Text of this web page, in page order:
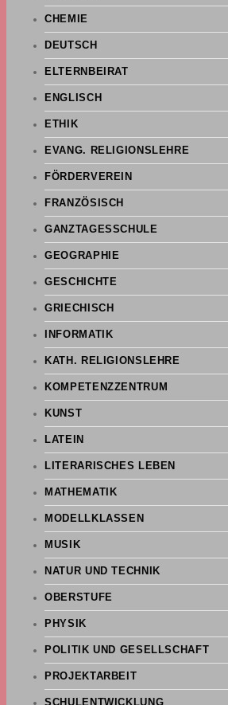
CHEMIE
DEUTSCH
ELTERNBEIRAT
ENGLISCH
ETHIK
EVANG. RELIGIONSLEHRE
FÖRDERVEREIN
FRANZÖSISCH
GANZTAGESSCHULE
GEOGRAPHIE
GESCHICHTE
GRIECHISCH
INFORMATIK
KATH. RELIGIONSLEHRE
KOMPETENZZENTRUM
KUNST
LATEIN
LITERARISCHES LEBEN
MATHEMATIK
MODELLKLASSEN
MUSIK
NATUR UND TECHNIK
OBERSTUFE
PHYSIK
POLITIK UND GESELLSCHAFT
PROJEKTARBEIT